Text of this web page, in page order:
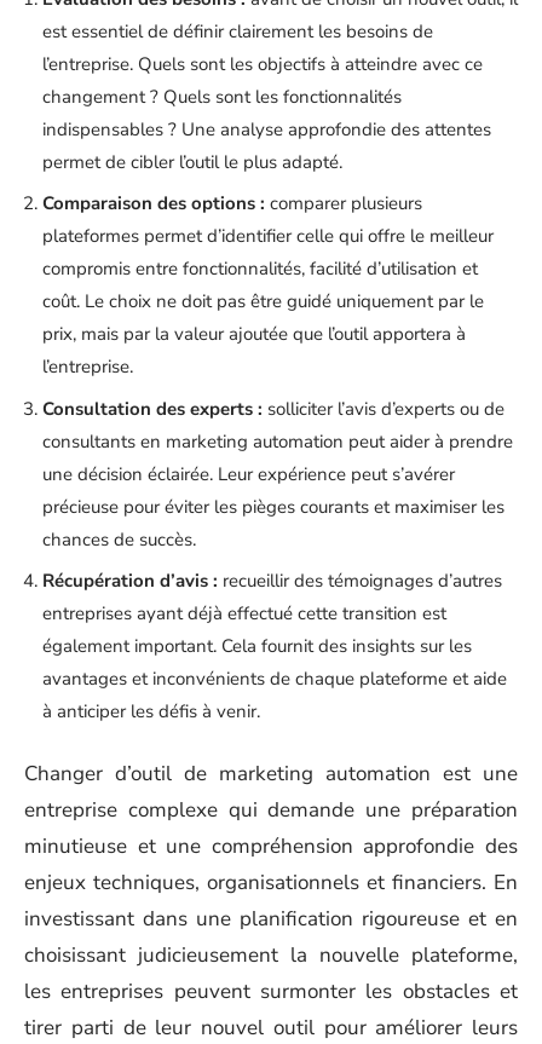
est essentiel de définir clairement les besoins de
l’entreprise. Quels sont les objectifs à atteindre avec ce
changement ? Quels sont les fonctionnalités
indispensables ? Une analyse approfondie des attentes
permet de cibler l’outil le plus adapté.
Comparaison des options : comparer plusieurs
plateformes permet d’identifier celle qui offre le meilleur
compromis entre fonctionnalités, facilité d’utilisation et
coût. Le choix ne doit pas être guidé uniquement par le
prix, mais par la valeur ajoutée que l’outil apportera à
l’entreprise.
Consultation des experts : solliciter l’avis d’experts ou de
consultants en marketing automation peut aider à prendre
une décision éclairée. Leur expérience peut s’avérer
précieuse pour éviter les pièges courants et maximiser les
chances de succès.
Récupération d’avis : recueillir des témoignages d’autres
entreprises ayant déjà effectué cette transition est
également important. Cela fournit des insights sur les
avantages et inconvénients de chaque plateforme et aide
à anticiper les défis à venir.
Changer d’outil de marketing automation est une
entreprise complexe qui demande une préparation
minutieuse et une compréhension approfondie des
enjeux techniques, organisationnels et financiers. En
investissant dans une planification rigoureuse et en
choisissant judicieusement la nouvelle plateforme,
les entreprises peuvent surmonter les obstacles et
tirer parti de leur nouvel outil pour améliorer leurs